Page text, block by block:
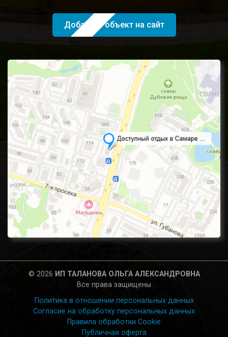
Добавить объект на сайт
© 2026 ИП ТАЛАНОВА ОЛЬГА АЛЕКСАНДРОВНА
Все права защищены
Политика в отношении персональных данных
Согласие на обработку персональных данных
Правила обработки Cookie
Публичная оферта